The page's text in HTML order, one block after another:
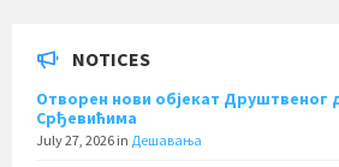
NOTICES
Отворен нови објекат Друштвеног
Срђевићима
July 27, 2026 in Дешавања